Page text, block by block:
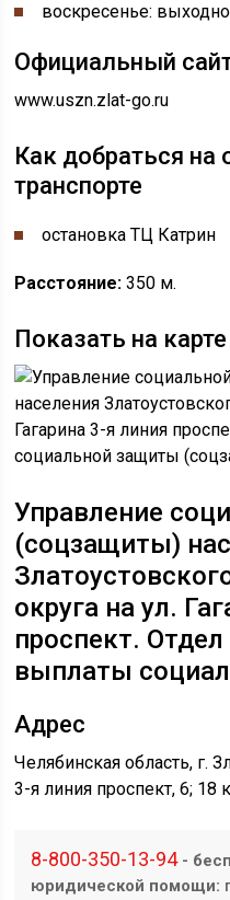
воскресенье:
Официальный
www.uszn.zlat-go.ru
Как добраться
транспорте
остановка ​​ТЦ Катрин
Расстояние: 350 м.
Показать на карте
Управление
(соцзащиты)
округа на ул.
проспект.
выплаты
Адрес
Челябинская область, г.
3-я линия проспект, 6; ​18
8-800-350-13-94-
юридической помощи: